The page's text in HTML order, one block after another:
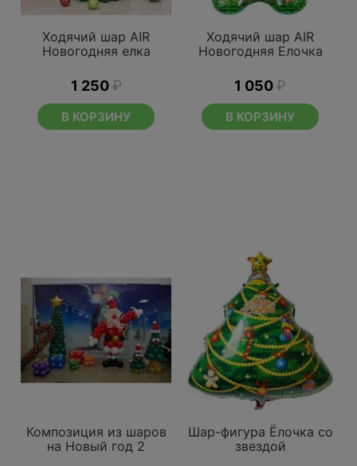
Ходячий шар AIR
Новогодняя елка
1 250 ₽
В КОРЗИНУ
Ходячий шар AIR
Новогодняя Елочка
1 050 ₽
В КОРЗИНУ
Композиция из шаров
на Новый год 2
Шар-фигура Ёлочка со
звездой